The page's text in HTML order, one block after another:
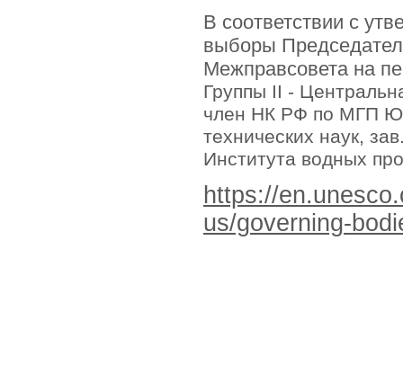
В соответствии с
выборы
Межправсовета на
Группы II -
член НК РФ по МГП
технических наук,
Института водных
https://
us/governing-